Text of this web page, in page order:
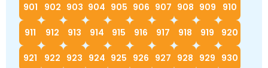
901 902 903 904 905 906 907 908 909 910
911 912 913 914 915 916 917 918 919 920
921 922 923 924 925 926 927 928 929 930